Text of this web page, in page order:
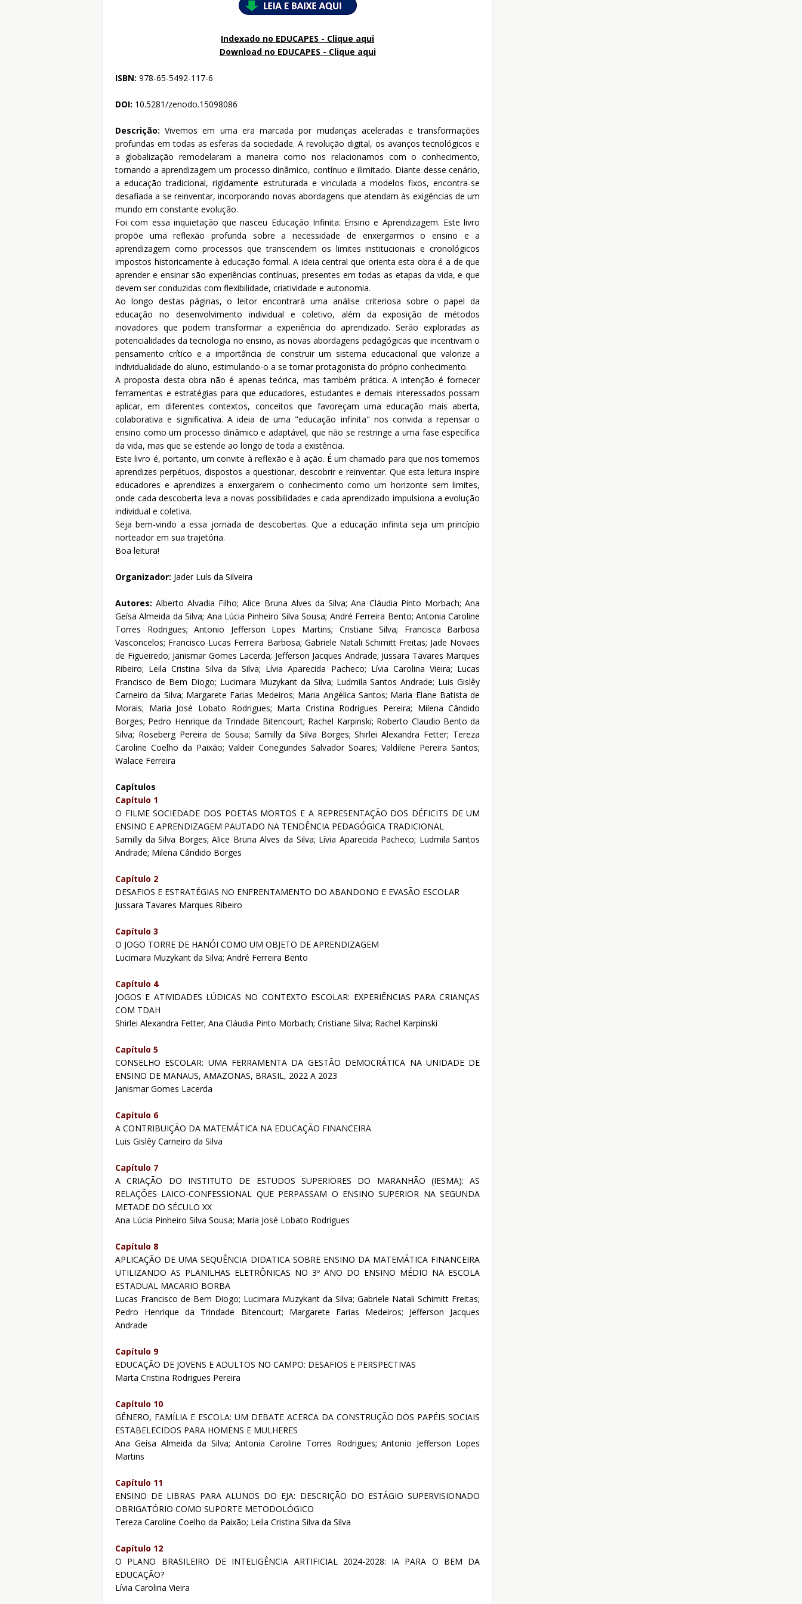
Indexado no EDUCAPES - Clique aqui
Download no EDUCAPES - Clique aqui
ISBN: 978-65-5492-117-6
DOI: 10.5281/zenodo.15098086
Descrição: Vivemos em uma era marcada por mudanças aceleradas e transformações
profundas em todas as esferas da sociedade. A revolução digital, os avanços tecnológicos e
a globalização remodelaram a maneira como nos relacionamos com o conhecimento,
tornando a aprendizagem um processo dinâmico, contínuo e ilimitado. Diante desse cenário,
a educação tradicional, rigidamente estruturada e vinculada a modelos fixos, encontra-se
desafiada a se reinventar, incorporando novas abordagens que atendam às exigências de um
mundo em constante evolução.
Foi com essa inquietação que nasceu Educação Infinita: Ensino e Aprendizagem. Este livro
propõe uma reflexão profunda sobre a necessidade de enxergarmos o ensino e a
aprendizagem como processos que transcendem os limites institucionais e cronológicos
impostos historicamente à educação formal. A ideia central que orienta esta obra é a de que
aprender e ensinar são experiências contínuas, presentes em todas as etapas da vida, e que
devem ser conduzidas com flexibilidade, criatividade e autonomia.
Ao longo destas páginas, o leitor encontrará uma análise criteriosa sobre o papel da
educação no desenvolvimento individual e coletivo, além da exposição de métodos
inovadores que podem transformar a experiência do aprendizado. Serão exploradas as
potencialidades da tecnologia no ensino, as novas abordagens pedagógicas que incentivam o
pensamento crítico e a importância de construir um sistema educacional que valorize a
individualidade do aluno, estimulando-o a se tornar protagonista do próprio conhecimento.
A proposta desta obra não é apenas teórica, mas também prática. A intenção é fornecer
ferramentas e estratégias para que educadores, estudantes e demais interessados possam
aplicar, em diferentes contextos, conceitos que favoreçam uma educação mais aberta,
colaborativa e significativa. A ideia de uma "educação infinita" nos convida a repensar o
ensino como um processo dinâmico e adaptável, que não se restringe a uma fase específica
da vida, mas que se estende ao longo de toda a existência.
Este livro é, portanto, um convite à reflexão e à ação. É um chamado para que nos tornemos
aprendizes perpétuos, dispostos a questionar, descobrir e reinventar. Que esta leitura inspire
educadores e aprendizes a enxergarem o conhecimento como um horizonte sem limites,
onde cada descoberta leva a novas possibilidades e cada aprendizado impulsiona a evolução
individual e coletiva.
Seja bem-vindo a essa jornada de descobertas. Que a educação infinita seja um princípio
norteador em sua trajetória.
Boa leitura!
Organizador: Jader Luís da Silveira
Autores:Alberto Alvadia Filho; Alice Bruna Alves da Silva; Ana Cláudia Pinto Morbach; Ana
Geísa Almeida da Silva; Ana Lúcia Pinheiro Silva Sousa; André Ferreira Bento; Antonia Caroline
Torres Rodrigues; Antonio Jefferson Lopes Martins; Cristiane Silva; Francisca Barbosa
Vasconcelos; Francisco Lucas Ferreira Barbosa; Gabriele Natali Schimitt Freitas; Jade Novaes
de Figueiredo; Janismar Gomes Lacerda; Jefferson Jacques Andrade; Jussara Tavares Marques
Ribeiro; Leila Cristina Silva da Silva; Lívia Aparecida Pacheco; Lívia Carolina Vieira; Lucas
Francisco de Bem Diogo; Lucimara Muzykant da Silva; Ludmila Santos Andrade; Luis Gislêy
Carneiro da Silva; Margarete Farias Medeiros; Maria Angélica Santos; Maria Elane Batista de
Morais; Maria José Lobato Rodrigues; Marta Cristina Rodrigues Pereira; Milena Cândido
Borges; Pedro Henrique da Trindade Bitencourt; Rachel Karpinski; Roberto Claudio Bento da
Silva; Roseberg Pereira de Sousa; Samilly da Silva Borges; Shirlei Alexandra Fetter; Tereza
Caroline Coelho da Paixão; Valdeir Conegundes Salvador Soares; Valdilene Pereira Santos;
Walace Ferreira
Capítulos
Capítulo 1
O FILME SOCIEDADE DOS POETAS MORTOS E A REPRESENTAÇÃO DOS DÉFICITS DE UM
ENSINO E APRENDIZAGEM PAUTADO NA TENDÊNCIA PEDAGÓGICA TRADICIONAL
Samilly da Silva Borges; Alice Bruna Alves da Silva; Lívia Aparecida Pacheco; Ludmila Santos
Andrade; Milena Cândido Borges
Capítulo 2
DESAFIOS E ESTRATÉGIAS NO ENFRENTAMENTO DO ABANDONO E EVASÃO ESCOLAR
Jussara Tavares Marques Ribeiro
Capítulo 3
O JOGO TORRE DE HANÓI COMO UM OBJETO DE APRENDIZAGEM
Lucimara Muzykant da Silva; André Ferreira Bento
Capítulo 4
JOGOS E ATIVIDADES LÚDICAS NO CONTEXTO ESCOLAR: EXPERIÊNCIAS PARA CRIANÇAS
COM TDAH
Shirlei Alexandra Fetter; Ana Cláudia Pinto Morbach; Cristiane Silva; Rachel Karpinski
Capítulo 5
CONSELHO ESCOLAR: UMA FERRAMENTA DA GESTÃO DEMOCRÁTICA NA UNIDADE DE
ENSINO DE MANAUS, AMAZONAS, BRASIL, 2022 A 2023
Janismar Gomes Lacerda
Capítulo 6
A CONTRIBUIÇÃO DA MATEMÁTICA NA EDUCAÇÃO FINANCEIRA
Luis Gislêy Carneiro da Silva
Capítulo 7
A CRIAÇÃO DO INSTITUTO DE ESTUDOS SUPERIORES DO MARANHÃO (IESMA): AS
RELAÇÕES LAICO-CONFESSIONAL QUE PERPASSAM O ENSINO SUPERIOR NA SEGUNDA
METADE DO SÉCULO XX
Ana Lúcia Pinheiro Silva Sousa; Maria José Lobato Rodrigues
Capítulo 8
APLICAÇÃO DE UMA SEQUÊNCIA DIDATICA SOBRE ENSINO DA MATEMÁTICA FINANCEIRA
UTILIZANDO AS PLANILHAS ELETRÔNICAS NO 3º ANO DO ENSINO MÉDIO NA ESCOLA
ESTADUAL MACARIO BORBA
Lucas Francisco de Bem Diogo; Lucimara Muzykant da Silva; Gabriele Natali Schimitt Freitas;
Pedro Henrique da Trindade Bitencourt; Margarete Farias Medeiros; Jefferson Jacques
Andrade
Capítulo 9
EDUCAÇÃO DE JOVENS E ADULTOS NO CAMPO: DESAFIOS E PERSPECTIVAS
Marta Cristina Rodrigues Pereira
Capítulo 10
GÊNERO, FAMÍLIA E ESCOLA: UM DEBATE ACERCA DA CONSTRUÇÃO DOS PAPÉIS SOCIAIS
ESTABELECIDOS PARA HOMENS E MULHERES
Ana Geísa Almeida da Silva; Antonia Caroline Torres Rodrigues; Antonio Jefferson Lopes
Martins
Capítulo 11
ENSINO DE LIBRAS PARA ALUNOS DO EJA: DESCRIÇÃO DO ESTÁGIO SUPERVISIONADO
OBRIGATÓRIO COMO SUPORTE METODOLÓGICO
Tereza Caroline Coelho da Paixão; Leila Cristina Silva da Silva
Capítulo 12
O PLANO BRASILEIRO DE INTELIGÊNCIA ARTIFICIAL 2024-2028: IA PARA O BEM DA
EDUCAÇÃO?
Lívia Carolina Vieira